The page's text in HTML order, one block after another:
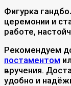
Фигурка
церемонии и
работе,
Рекомендуем
постаментом
вручения.
удобно и